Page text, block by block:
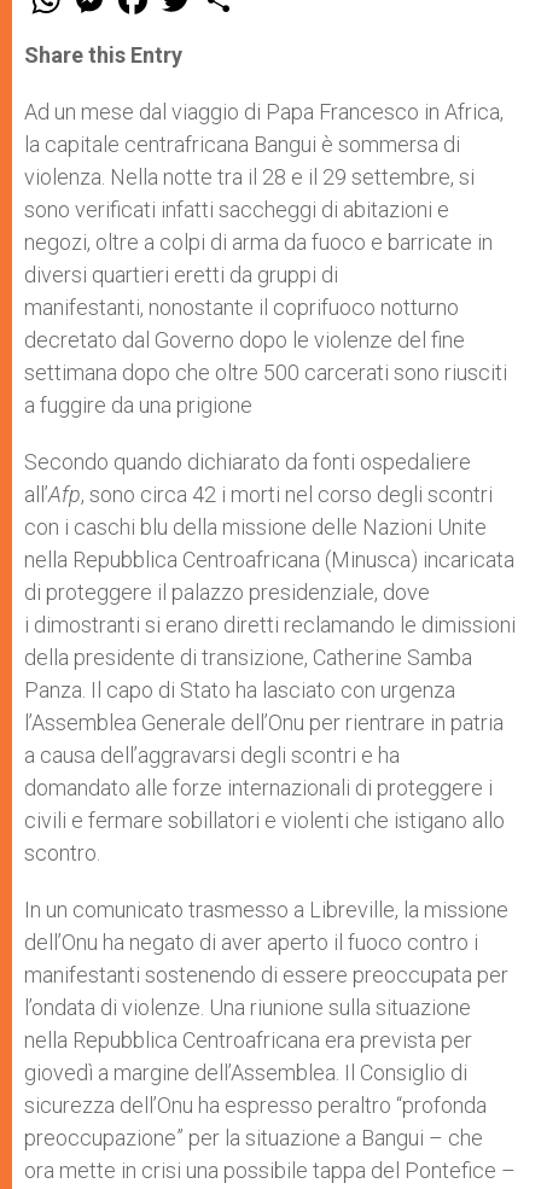
t
s
p
p
e
s
e
g
e
r
a
e
b
o
k
w
r
Share this Entry
Ad un mese dal viaggio di Papa Francesco in Africa,
la capitale centrafricana Bangui è sommersa di
violenza. Nella notte tra il 28 e il 29 settembre, si
sono verificati infatti saccheggi di abitazioni e
negozi, oltre a colpi di arma da fuoco e barricate in
diversi quartieri eretti da gruppi di
manifestanti, nonostante il coprifuoco notturno
decretato dal Governo dopo le violenze del fine
settimana dopo che oltre 500 carcerati sono riusciti
a fuggire da una prigione
Secondo quando dichiarato da fonti ospedaliere
all’Afp, sono circa 42 i morti nel corso degli scontri
con i caschi blu della missione delle Nazioni Unite
nella Repubblica Centroafricana (Minusca) incaricata
di proteggere il palazzo presidenziale, dove
i dimostranti si erano diretti reclamando le dimissioni
della presidente di transizione, Catherine Samba
Panza. Il capo di Stato ha lasciato con urgenza
l’Assemblea Generale dell’Onu per rientrare in patria
a causa dell’aggravarsi degli scontri e ha
domandato alle forze internazionali di proteggere i
civili e fermare sobillatori e violenti che istigano allo
scontro.
In un comunicato trasmesso a Libreville, la missione
dell’Onu ha negato di aver aperto il fuoco contro i
manifestanti sostenendo di essere preoccupata per
l’ondata di violenze. Una riunione sulla situazione
nella Repubblica Centroafricana era prevista per
giovedì a margine dell’Assemblea. Il Consiglio di
sicurezza dell’Onu ha espresso peraltro “profonda
preoccupazione” per la situazione a Bangui – che
ora mette in crisi una possibile tappa del Pontefice –